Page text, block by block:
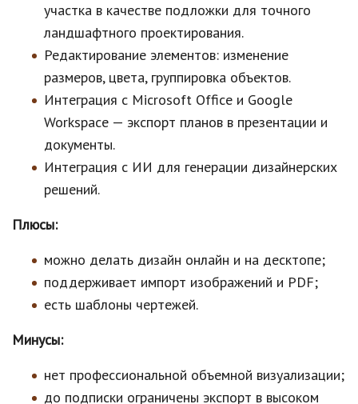
участка в качестве подложки для точного
ландшафтного проектирования.
Редактирование элементов: изменение
размеров, цвета, группировка объектов.
Интеграция с Microsoft Office и Google
Workspace — экспорт планов в презентации и
документы.
Интеграция с ИИ для генерации дизайнерских
решений.
Плюсы:
можно делать дизайн онлайн и на десктопе;
поддерживает импорт изображений и PDF;
есть шаблоны чертежей.
Минусы:
нет профессиональной объемной визуализации;
до подписки ограничены экспорт в высоком